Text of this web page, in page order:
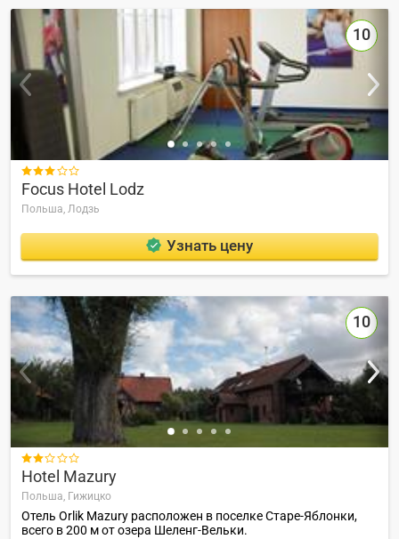
10

Focus Hotel Lodz
Польша, Лодзь
Узнать цену
10

Hotel Mazury
Польша, Гижицко
Отель Orlik Mazury расположен в поселке Старе-Яблонки,
всего в 200 м от озера Шеленг-Вельки.